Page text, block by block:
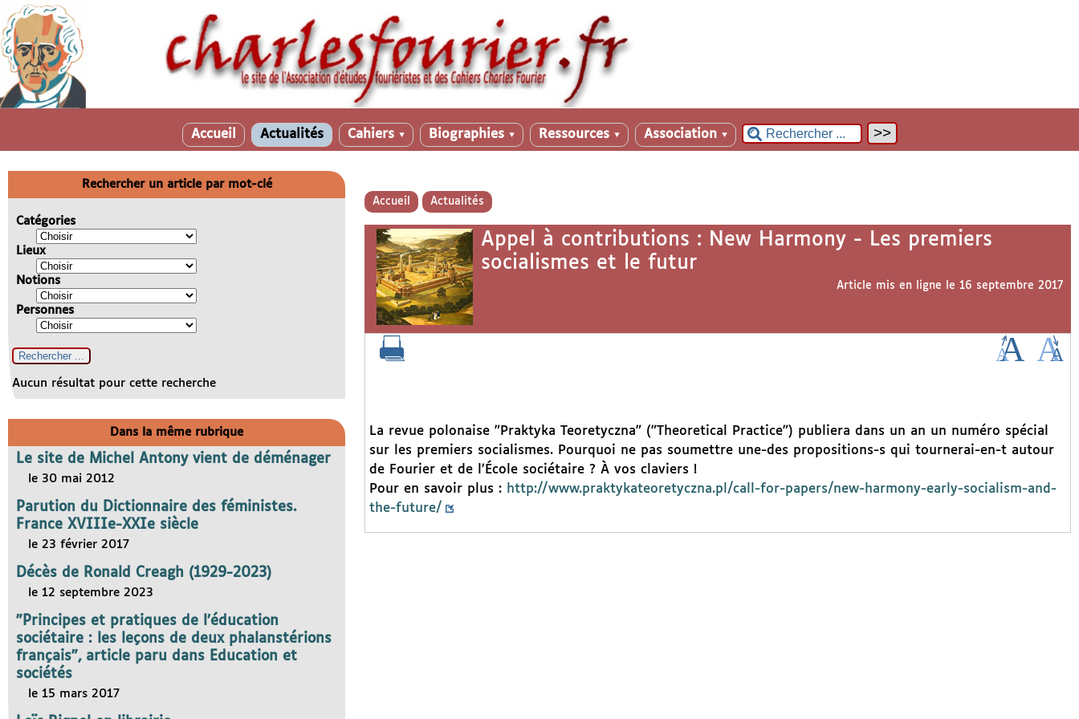
Accueil Actualités Cahiers ▼ Biographies ▼ Ressources ▼ Association ▼
Accueil Actualités
Appel à contributions : New Harmony - Les premiers
socialismes et le futur
Article mis en ligne le 16 septembre 2017
La revue polonaise "Praktyka Teoretyczna" ("Theoretical Practice") publiera dans un an un numéro spécial
sur les premiers socialismes. Pourquoi ne pas soumettre une-des propositions-s qui tournerai-en-t autour
de Fourier et de l’École sociétaire ? À vos claviers !
Pour en savoir plus : http://www.praktykateoretyczna.pl/call-for-papers/new-harmony-early-socialism-and-
the-future/
Rechercher un article par mot-clé
Catégories
Lieux
Notions
Personnes
Aucun résultat pour cette recherche
Dans la même rubrique
Le site de Michel Antony vient de déménager
le 30 mai 2012
Parution du Dictionnaire des féministes.
France XVIIIe-XXIe siècle
le 23 février 2017
Décès de Ronald Creagh (1929-2023)
le 12 septembre 2023
"Principes et pratiques de l’éducation
sociétaire : les leçons de deux phalanstérions
français", article paru dans Education et
sociétés
le 15 mars 2017